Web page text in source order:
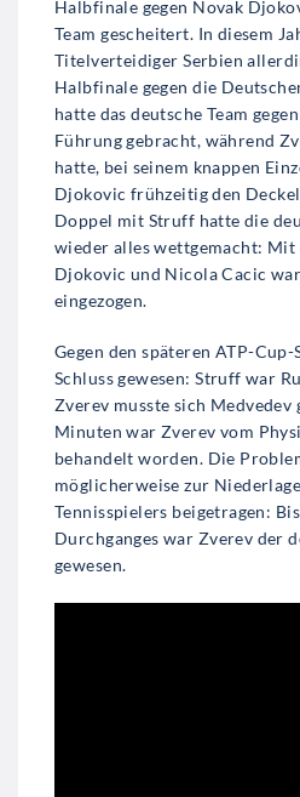
Halbfinale gegen Novak
Team gescheitert. In diesem
Titelverteidiger Serbien
Halbfinale gegen die
hatte das deutsche Team
Führung gebracht, während
hatte, bei seinem knappen
Djokovic frühzeitig den
Doppel mit Struff hatte die
wieder alles wettgemacht: Mit
Djokovic und Nicola Cacic
eingezogen.
Gegen den späteren ATP-
Schluss gewesen: Struff war
Zverev musste sich Medvedev
Minuten war Zverev vom
behandelt worden. Die
möglicherweise zur
Tennisspielers beigetragen:
Durchganges war Zverev der
gewesen.